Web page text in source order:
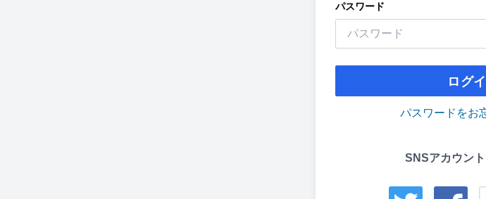
パスワード
ログ
パスワードをお
SNSアカウン